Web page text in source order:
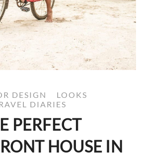
DESIGN
LOOKS
DIARIES
PERFECT
HOUSE IN